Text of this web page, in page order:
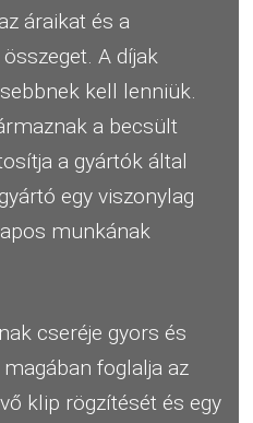
áraikat és a
A díjak
kell lenniük.
a becsült
a gyártók által
egy viszonylag
munkának
cseréje gyors és
foglalja az
klip rögzítését és egy